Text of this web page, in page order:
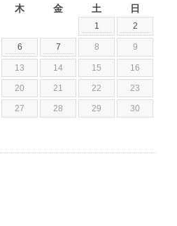
木 金 土 日
1 2
6 7 8 9
13 14 15 16
20 21 22 23
27 28 29 30